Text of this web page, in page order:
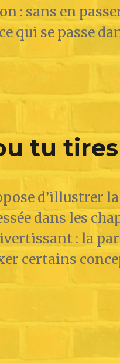
: sans en
qui se passe
tu
d’illustrer
dans les
: la
certains